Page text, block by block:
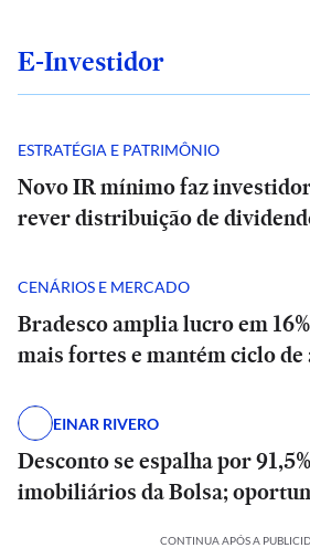
E-Investidor
ESTRATÉGIA E PATRIMÔNIO
Novo IR mínimo faz
rever distribuição de
CENÁRIOS E MERCADO
Bradesco amplia lucro em
mais fortes e mantém ciclo de
EINAR RIVERO
Desconto se espalha por
imobiliários da Bolsa;
CONTINUA APÓS A